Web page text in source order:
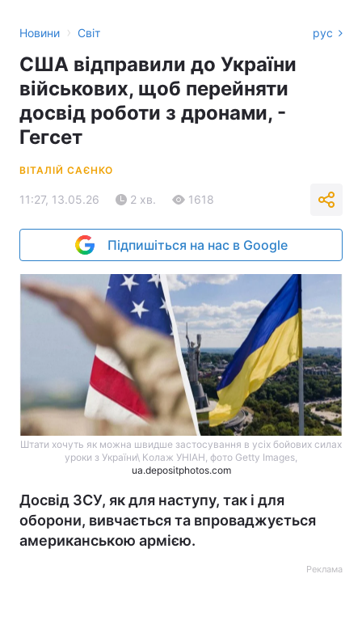
Новини › Світ рус
США відправили до України
військових, щоб перейняти
досвід роботи з дронами, -
Гегсет
ВІТАЛІЙ САЄНКО
11:27, 13.05.26 2 хв. 1618
Підпишіться на нас в Google
Штати хочуть як можна швидше застосування в усіх бойових силах
уроки з України\ Колаж УНІАН, фото Getty Images,
ua.depositphotos.com
Досвід ЗСУ, як для наступу, так і для
оборони, вивчається та впроваджується
американською армією.
Реклама